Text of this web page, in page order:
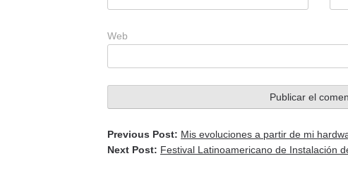
Web
Previous Post: Mis evoluciones a partir de mi
Next Post: Festival Latinoamericano de Instalación